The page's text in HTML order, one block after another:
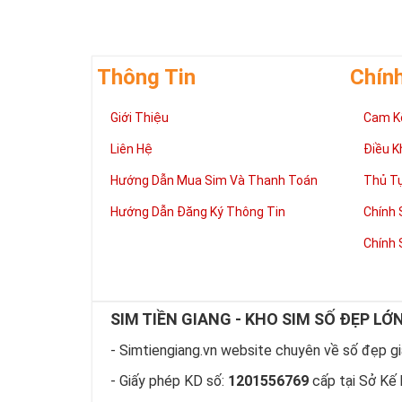
Những người
có đôi có
Phát triển
thuận lợi hơn
tiến hơn
hàng ngày
Sim tứ quý 2
hữu dòng sim
hiện “Đẳng
rồi?
Thông Tin
Giới Thiệu
Liên Hệ
Hướng Dẫn Mua Sim Và Thanh Toán
Hướng Dẫn Đăng Ký Thông Tin
Cam
Điều
Thủ
Chính
Chính
SIM TIỀN GIANG - KHO SIM SỐ ĐẸP
- Simtiengiang.vn website chuyên về số đẹp
- Giấy phép KD số: 1201556769 cấp tại Sở Kế